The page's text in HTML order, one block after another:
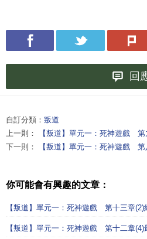
回
自訂分類： 叛道
上一則：
【叛道】單元一：死神遊戲
下一則：
【叛道】單元一：死神遊戲 第
你可能會有興趣的文章：
【叛道】單元一：死神遊戲 第十三章
【叛道】單元一：死神遊戲 第十二章